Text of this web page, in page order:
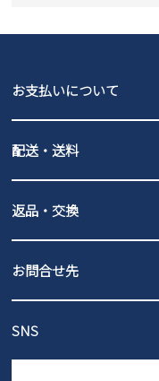
GAP
瞬足
お支払いについて
PayPay（オンライン決済
配送・送料
北海道・本州・四国・九
3,980円（税込）以上お買
発送日・送料詳細について
ご利用ください。
全国一律…220円（税込）
発送日・送料詳細につい
ご利用ください。
返品・交換
の片道無料サービスを実施
ントとしても安心してご
お問合せ先
営業時間：11時～17時
SNS